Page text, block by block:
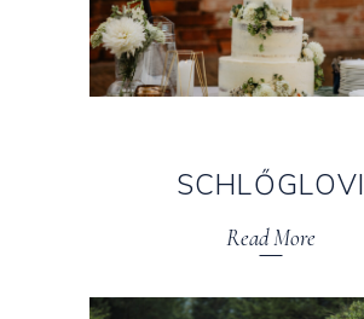
SCHLŐGLOVI
Read More